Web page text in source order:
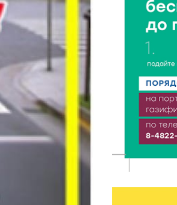
7 Авг
Как
7 Авг
область